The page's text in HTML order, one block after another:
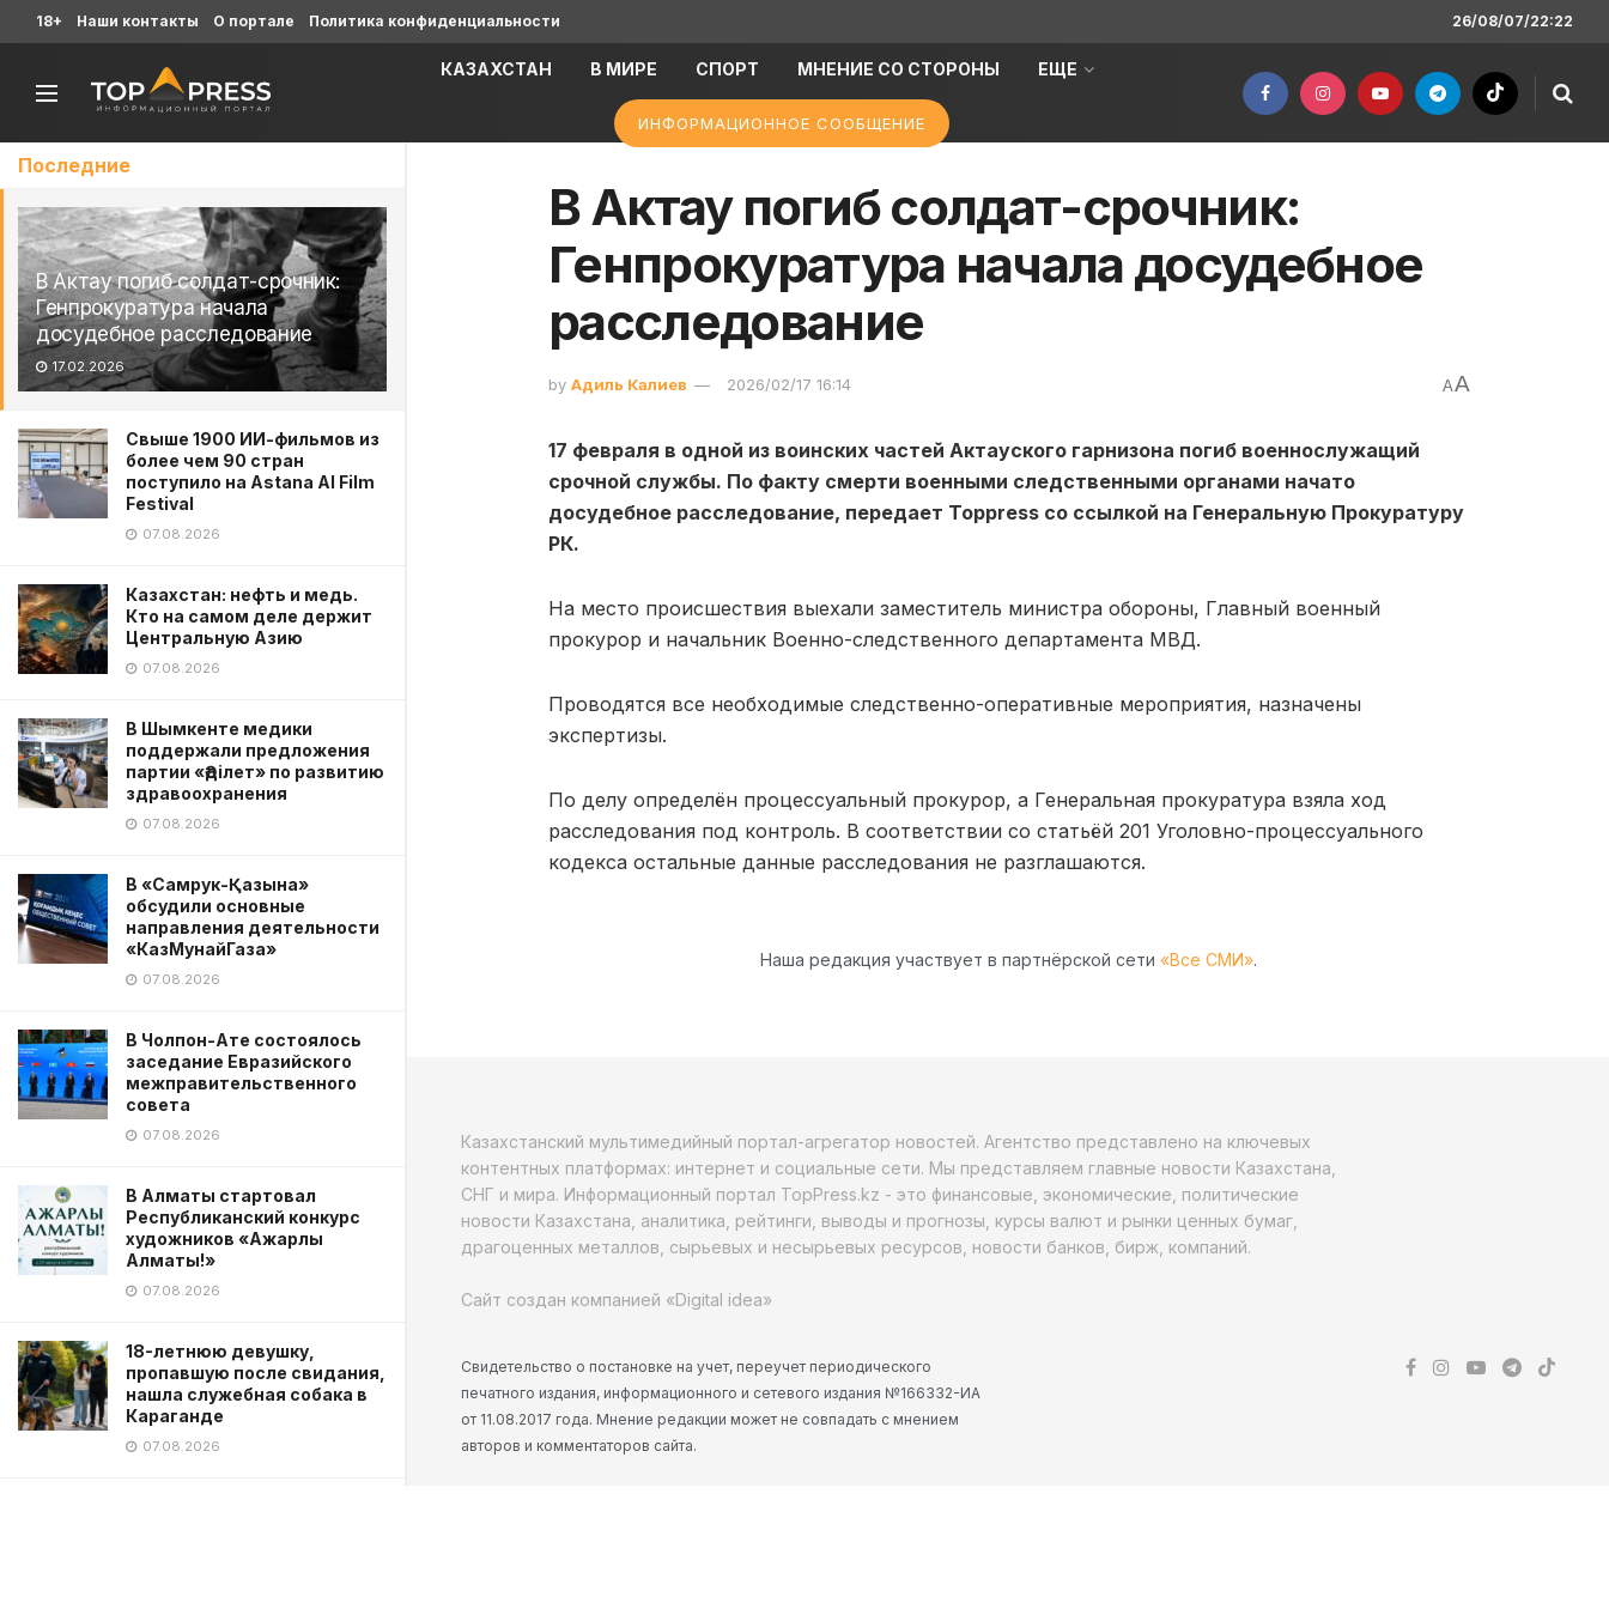
Последние
В Актау погиб солдат-срочник:
Генпрокуратура начала
досудебное расследование
17.02.2026
Свыше 1900 ИИ-фильмов из
более чем 90 стран
поступило на Astana AI Film
Festival
07.08.2026
Казахстан: нефть и медь.
Кто на самом деле держит
Центральную Азию
07.08.2026
В Шымкенте медики
поддержали предложения
партии «Әділет» по развитию
здравоохранения
07.08.2026
В «Самрук-Қазына»
обсудили основные
направления деятельности
«КазМунайГаза»
07.08.2026
В Чолпон-Ате состоялось
заседание Евразийского
межправительственного
совета
07.08.2026
В Алматы стартовал
Республиканский конкурс
художников «Ажарлы
Алматы!»
07.08.2026
18-летнюю девушку,
пропавшую после свидания,
нашла служебная собака в
Караганде
07.08.2026
18+ Наши контакты О портале Политика конфиденциальности 26/08/07/22:22
КАЗАХСТАН В МИРЕ СПОРТ МНЕНИЕ СО СТОРОНЫ ЕЩЕ
ИНФОРМАЦИОННОЕ СООБЩЕНИЕ
В Актау погиб солдат-срочник:
Генпрокуратура начала досудебное
расследование
by Адиль Калиев 2026/02/17 16:14 AA
17 февраля в одной из воинских частей Актауского гарнизона погиб военнослужащий
срочной службы. По факту смерти военными следственными органами начато
досудебное расследование, передает Toppress со ссылкой на Генеральную Прокуратуру
РК.
На место происшествия выехали заместитель министра обороны, Главный военный
прокурор и начальник Военно-следственного департамента МВД.
Проводятся все необходимые следственно-оперативные мероприятия, назначены
экспертизы.
По делу определён процессуальный прокурор, а Генеральная прокуратура взяла ход
расследования под контроль. В соответствии со статьёй 201 Уголовно-процессуального
кодекса остальные данные расследования не разглашаются.
Наша редакция участвует в партнёрской сети «Все СМИ».
Казахстанский мультимедийный портал-агрегатор новостей. Агентство представлено на ключевых
контентных платформах: интернет и социальные сети. Мы представляем главные новости Казахстана,
СНГ и мира. Информационный портал TopPress.kz - это финансовые, экономические, политические
новости Казахстана, аналитика, рейтинги, выводы и прогнозы, курсы валют и рынки ценных бумаг,
драгоценных металлов, сырьевых и несырьевых ресурсов, новости банков, бирж, компаний.
Сайт создан компанией «Digital idea»
Свидетельство о постановке на учет, переучет периодического
печатного издания, информационного и сетевого издания №166332-ИА
от 11.08.2017 года. Мнение редакции может не совпадать с мнением
авторов и комментаторов сайта.